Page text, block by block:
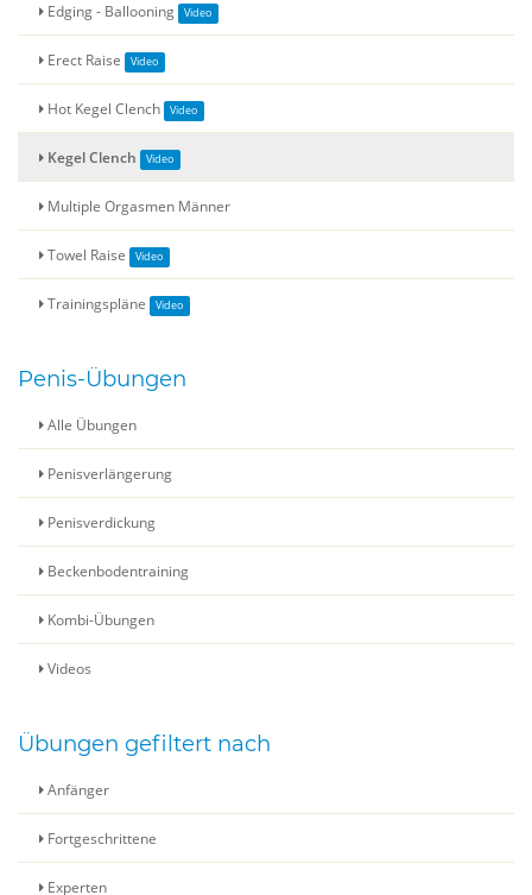
Edging - Ballooning
Erect Raise
Hot Kegel Clench
Kegel Clench
Multiple Orgasmen Männer
Towel Raise
Trainingspläne
Penis-Übungen
Alle Übungen
Penisverlängerung
Penisverdickung
Beckenbodentraining
Kombi-Übungen
Videos
Übungen gefiltert nach
Anfänger
Fortgeschrittene
Experten